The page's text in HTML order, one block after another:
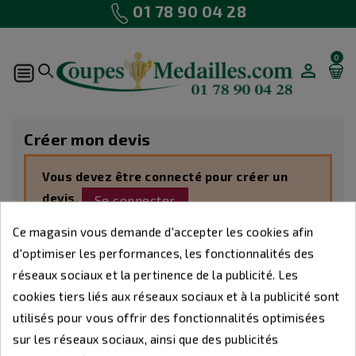
01 78 90 04 28
0
Créer mon devis
Vous devez être connecté pour créer un
devis.
Se connecter
SERVICES
NOS
AVANTAGES
A PROPOS
GUIDE
D'ACHAT
Custom Payements Block
Lorem ipsum dolor sit amet conse ctetu
Ce magasin vous demande d'accepter les cookies afin
d'optimiser les performances, les fonctionnalités des
réseaux sociaux et la pertinence de la publicité. Les
cookies tiers liés aux réseaux sociaux et à la publicité sont
utilisés pour vous offrir des fonctionnalités optimisées
sur les réseaux sociaux, ainsi que des publicités